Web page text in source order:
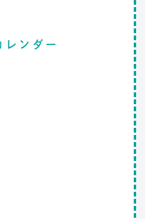
レンダー